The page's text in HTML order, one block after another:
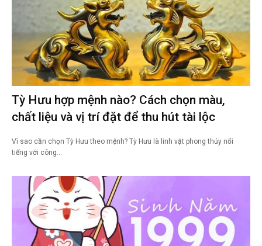
Tỳ Hưu hợp mệnh nào? Cách chọn màu,
chất liệu và vị trí đặt để thu hút tài lộc
Vì sao cần chọn Tỳ Hưu theo mệnh? Tỳ Hưu là linh vật phong thủy nổi
tiếng với công…